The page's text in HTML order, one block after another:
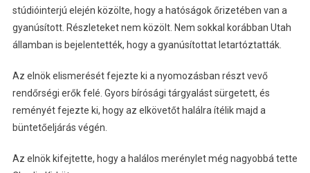
stúdióinterjú elején közölte, hogy a hatóságok őrizetében van a
gyanúsított. Részleteket nem közölt. Nem sokkal korábban Utah
államban is bejelentették, hogy a gyanúsítottat letartóztatták.
Az elnök elismerését fejezte ki a nyomozásban részt vevő
rendőrségi erők felé. Gyors bírósági tárgyalást sürgetett, és
reményét fejezte ki, hogy az elkövetőt halálra ítélik majd a
büntetőeljárás végén.
Az elnök kifejtette, hogy a halálos merénylet még nagyobbá tette